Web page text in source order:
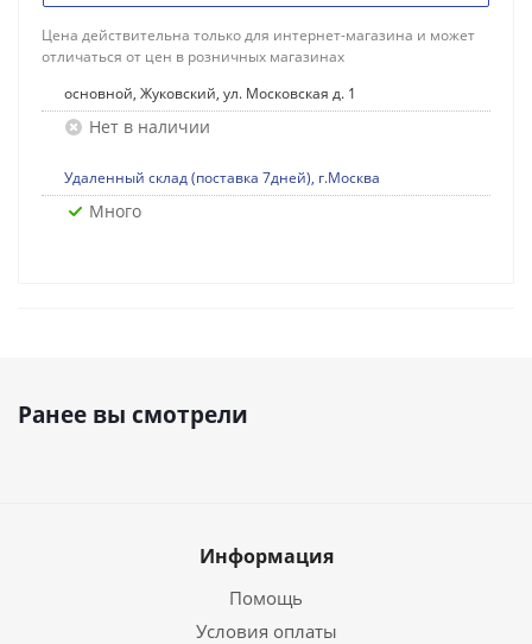
Цена действительна только для интернет-магазина и может
отличаться от цен в розничных магазинах
основной, Жуковский, ул. Московская д. 1
Нет в наличии
Удаленный склад (поставка 7дней), г.Москва
Много
Ранее вы смотрели
Информация
Помощь
Условия оплаты